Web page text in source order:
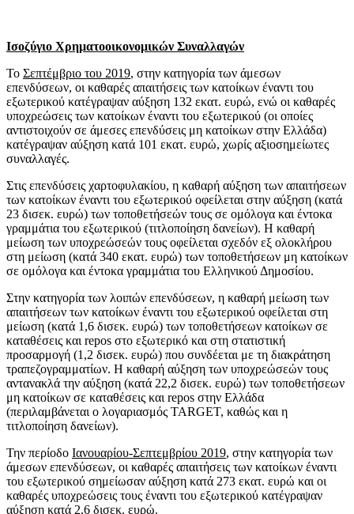
Ισοζύγιο Χρηματοοικονομικών Συναλλαγών
Το Σεπτέμβριο του 2019, στην κατηγορία των άμεσων
επενδύσεων, οι καθαρές απαιτήσεις των κατοίκων έναντι του
εξωτερικού κατέγραψαν αύξηση 132 εκατ. ευρώ, ενώ οι καθαρές
υποχρεώσεις των κατοίκων έναντι του εξωτερικού (οι οποίες
αντιστοιχούν σε άμεσες επενδύσεις μη κατοίκων στην Ελλάδα)
κατέγραψαν αύξηση κατά 101 εκατ. ευρώ, χωρίς αξιοσημείωτες
συναλλαγές.
Στις επενδύσεις χαρτοφυλακίου, η καθαρή αύξηση των απαιτήσεων
των κατοίκων έναντι του εξωτερικού οφείλεται στην αύξηση (κατά
23 δισεκ. ευρώ) των τοποθετήσεών τους σε ομόλογα και έντοκα
γραμμάτια του εξωτερικού (τιτλοποίηση δανείων). Η καθαρή
μείωση των υποχρεώσεών τους οφείλεται σχεδόν εξ ολοκλήρου
στη μείωση (κατά 340 εκατ. ευρώ) των τοποθετήσεων μη κατοίκων
σε ομόλογα και έντοκα γραμμάτια του Ελληνικού Δημοσίου.
Στην κατηγορία των λοιπών επενδύσεων, η καθαρή μείωση των
απαιτήσεων των κατοίκων έναντι του εξωτερικού οφείλεται στη
μείωση (κατά 1,6 δισεκ. ευρώ) των τοποθετήσεων κατοίκων σε
καταθέσεις και repos στο εξωτερικό και στη στατιστική
προσαρμογή (1,2 δισεκ. ευρώ) που συνδέεται με τη διακράτηση
τραπεζογραμματίων. Η καθαρή αύξηση των υποχρεώσεών τους
αντανακλά την αύξηση (κατά 22,2 δισεκ. ευρώ) των τοποθετήσεων
μη κατοίκων σε καταθέσεις και repos στην Ελλάδα
(περιλαμβάνεται ο λογαριασμός TARGET, καθώς και η
τιτλοποίηση δανείων).
Την περίοδο Ιανουαρίου-Σεπτεμβρίου 2019, στην κατηγορία των
άμεσων επενδύσεων, οι καθαρές απαιτήσεις των κατοίκων έναντι
του εξωτερικού σημείωσαν αύξηση κατά 273 εκατ. ευρώ και οι
καθαρές υποχρεώσεις τους έναντι του εξωτερικού κατέγραψαν
αύξηση κατά 2,6 δισεκ. ευρώ.